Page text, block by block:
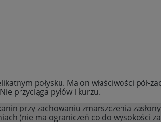
połysku. Ma on właściwości pół-
przyciąga pyłów i kurzu.
przy zachowaniu zmarszczenia
(nie ma ograniczeń co do wysokości